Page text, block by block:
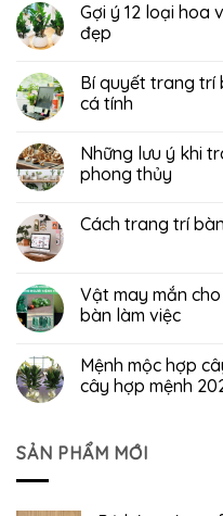
Gợi ý 12 loại hoa
đẹp
Bí quyết trang trí
cá tính
Những lưu ý khi
phong thủy
Cách trang trí
Vật may mắn
bàn làm việc
Mệnh mộc hợp
cây hợp mệnh
SẢN PHẨM MỚI